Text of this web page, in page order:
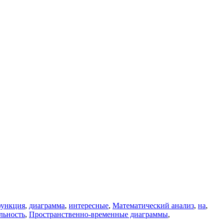
, диаграмма, интересные, Математический анализ, на,
, Пространственно-временные диаграммы,